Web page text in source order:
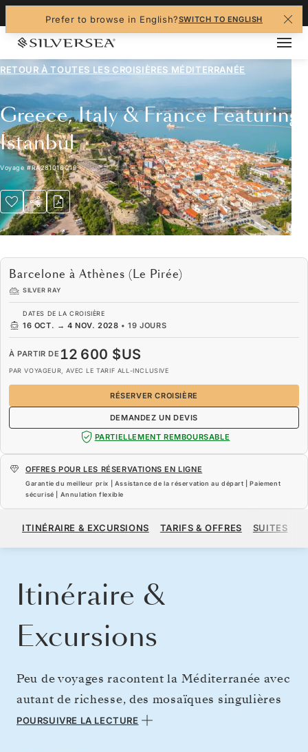
Prefer to browse in English?SWITCH TO ENGLISH
RETOUR À TOUTES LESCROISIÈRES MÉDITERRANÉE
Greece, Italy & France Featuring
Istanbul
Voyage #RA281016C19
Barcelone à Athènes (Le Pirée)
SILVER RAY
DATES DE LA CROISIÈRE
16 OCT. → 4 NOV. 2028 •19 JOURS
À PARTIR DE 12 600 $US
PAR VOYAGEUR, AVEC LE TARIF ALL-INCLUSIVE
RÉSERVER CROISIÈRE
DEMANDEZ UN DEVIS
PARTIELLEMENT REMBOURSABLE
OFFRES POUR LES RÉSERVATIONS EN LIGNE
Garantie du meilleur prix | Assistance de la réservation au départ | Paiement
sécurisé | Annulation flexible
À PARTIR DE 12 600 $US
ITINÉRAIRE & EXCURSIONS TARIFS & OFFRES SUITES
Itinéraire &
Excursions
Peu de voyages racontent la Méditerranée avec
autant de richesse, des mosaïques singulières
de Barcelone aux minarets d’Istanbul
POURSUIVRE LA LECTURE